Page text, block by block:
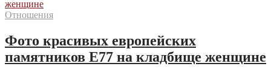
Отношения
Фото красивых европейских
памятников Е77 на кладбище женщине